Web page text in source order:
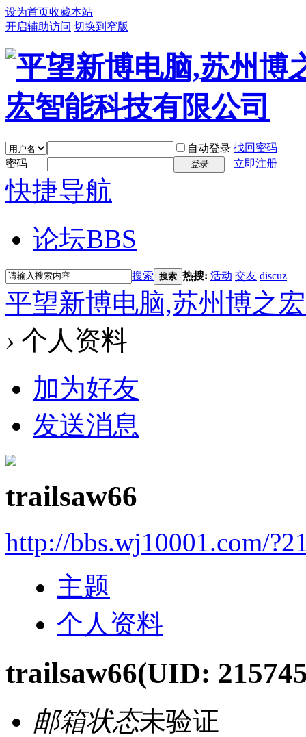
设为首页收藏本站
开启辅助访问 切换到窄版
自动登录 找回密码
密码
登录 立即注册
快捷导航
论坛BBS
搜索 搜索 热搜: 活动 交友 discuz
平望新博电脑,苏州博之
› 个人资料
加为好友
发送消息
trailsaw66
http://bbs.wj10001.com/
主题
个人资料
trailsaw66(UID:
邮箱状态未验证